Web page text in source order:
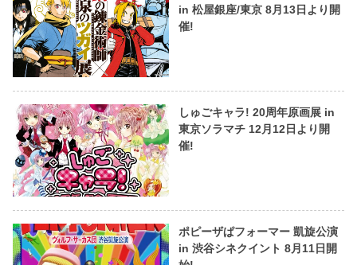
in 松屋銀座/東京 8月13日より開
催!
しゅごキャラ! 20周年原画展 in
東京ソラマチ 12月12日より開
催!
ポピーザぱフォーマー 凱旋公演
in 渋谷シネクイント 8月11日開